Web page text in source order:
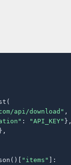
api/download" ,
: "API_KEY" },
"items" ]: